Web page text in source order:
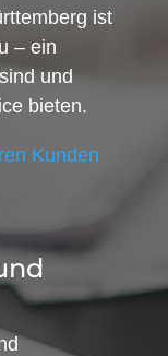
ist
– ein
und
bieten.
Kunden